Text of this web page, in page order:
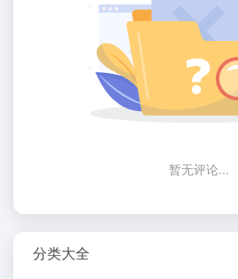
暂无评论...
分类大全